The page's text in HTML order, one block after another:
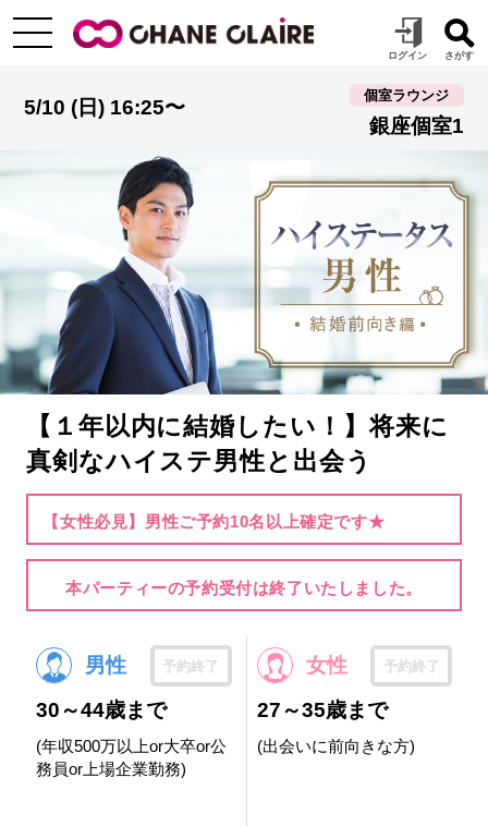
5/10 (日) 16:25〜
個室ラウンジ
銀座個室1
【１年以内に結婚したい！】将来に
真剣なハイステ男性と出会う
【女性必見】男性ご予約10名以上確定です★
本パーティーの予約受付は終了いたしました。
男性 予約終了
30～44歳まで
(年収500万以上or大卒or公
務員or上場企業勤務)
女性 予約終了
27～35歳まで
(出会いに前向きな方)